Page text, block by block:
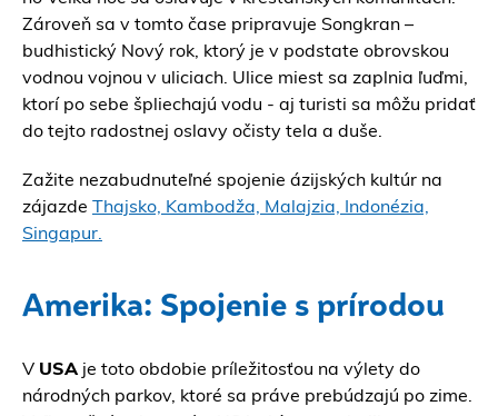
Zároveň sa v tomto čase pripravuje Songkran –
budhistický Nový rok, ktorý je v podstate obrovskou
vodnou vojnou v uliciach. Ulice miest sa zaplnia ľuďmi,
ktorí po sebe špliechajú vodu - aj turisti sa môžu pridať
do tejto radostnej oslavy očisty tela a duše.
Zažite nezabudnuteľné spojenie ázijských kultúr na
zájazde Thajsko, Kambodža, Malajzia, Indonézia,
Singapur.
Amerika: Spojenie s prírodou
V USA je toto obdobie príležitosťou na výlety do
národných parkov, ktoré sa práve prebúdzajú po zime.